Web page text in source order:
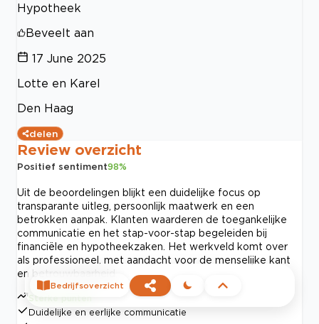
Hypotheek
Beveelt aan
17 June 2025
Lotte en Karel
Den Haag
delen
Review overzicht
Positief sentiment98%
Uit de beoordelingen blijkt een duidelijke focus op
transparante uitleg, persoonlijk maatwerk en een
betrokken aanpak. Klanten waarderen de toegankelijke
communicatie en het stap-voor-stap begeleiden bij
financiële en hypotheekzaken. Het werkveld komt over
als professioneel, met aandacht voor de menselijke kant
en betrouwbaarheid.
Sterke punten
Duidelijke en eerlijke communicatie
Bedrijfsoverzicht